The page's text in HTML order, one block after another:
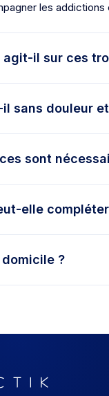
les addictions
agit-il sur ces
sans douleur
sont
elle
?